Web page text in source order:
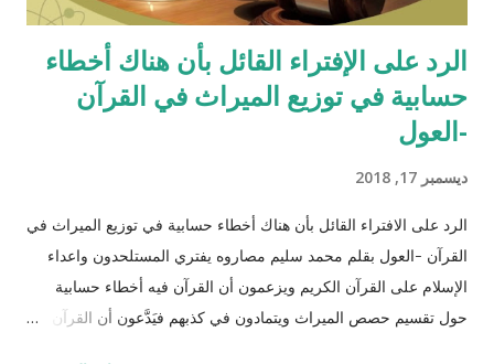
الرد على الإفتراء القائل بأن هناك أخطاء
حسابية في توزيع الميراث في القرآن
-العول
ديسمبر 17, 2018
الرد على الافتراء القائل بأن هناك أخطاء حسابية في توزيع الميراث في
القرآن -العول بقلم محمد سليم مصاروه يفتري المستلحدون واعداء
الإسلام على القرآن الكريم ويزعمون أن القرآن فيه أخطاء حسابية
حول تقسيم حصص الميراث ويتمادون في كذبهم فيَدَّعون أن القرآن من